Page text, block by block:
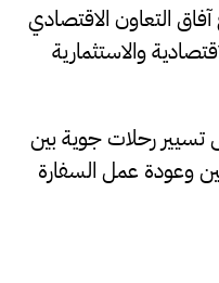
التعاون الاقتصادي
والاستثمارية
تسيير رحلات جوية بين
وعودة عمل السفارة